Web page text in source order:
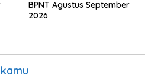
BPNT Agustus September
2026